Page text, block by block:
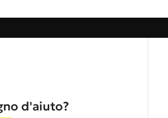
d'aiuto?